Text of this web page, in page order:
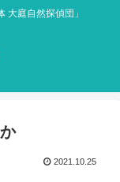
大庭自然探偵団」
2021.10.25